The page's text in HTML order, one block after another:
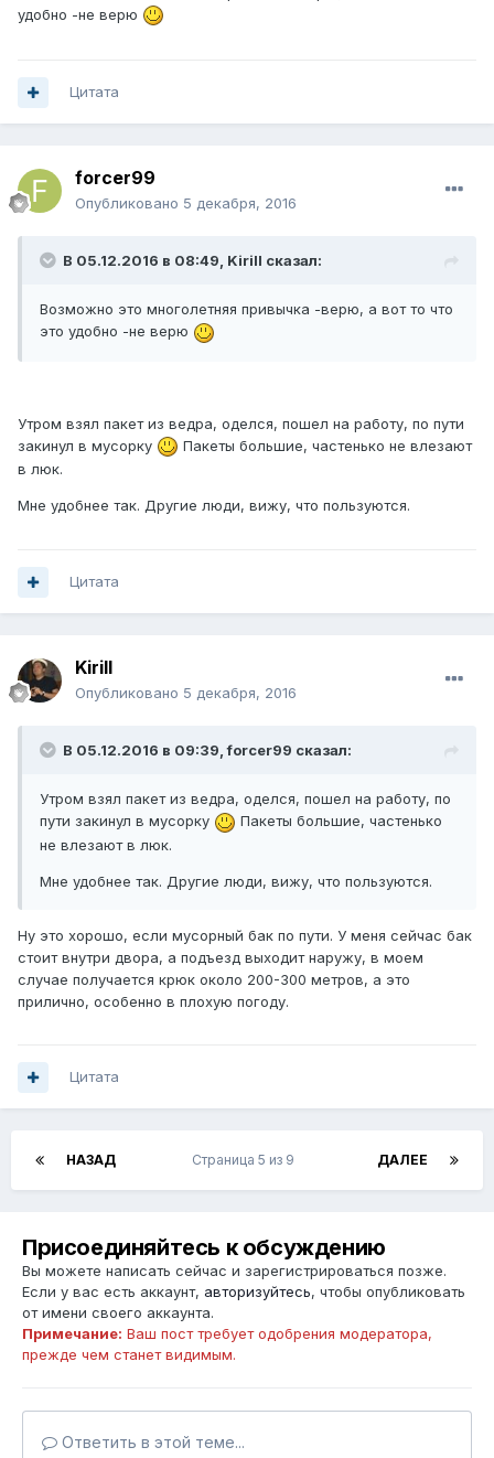
удобно -не верю
Цитата
forcer99
Опубликовано 5 декабря, 2016
В 05.12.2016 в 08:49, Kirill сказал:
Возможно это многолетняя привычка -верю, а вот то что
это удобно -не верю
Утром взял пакет из ведра, оделся, пошел на работу, по пути
закинул в мусорку
Пакеты большие, частенько не влезают
в люк.
Мне удобнее так. Другие люди, вижу, что пользуются.
Цитата
Kirill
Опубликовано 5 декабря, 2016
В 05.12.2016 в 09:39, forcer99 сказал:
Утром взял пакет из ведра, оделся, пошел на работу, по
пути закинул в мусорку
Пакеты большие, частенько
не влезают в люк.
Мне удобнее так. Другие люди, вижу, что пользуются.
Ну это хорошо, если мусорный бак по пути. У меня сейчас бак
стоит внутри двора, а подъезд выходит наружу, в моем
случае получается крюк около 200-300 метров, а это
прилично, особенно в плохую погоду.
Цитата
НАЗАД ДАЛЕЕ
Страница 5 из 9
Присоединяйтесь к обсуждению
Вы можете написать сейчас и зарегистрироваться позже.
Если у вас есть аккаунт, авторизуйтесь, чтобы опубликовать
от имени своего аккаунта.
Примечание: Ваш пост требует одобрения модератора,
прежде чем станет видимым.
Ответить в этой теме...